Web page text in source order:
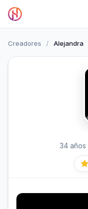
Creadores / Alejandra
34 años